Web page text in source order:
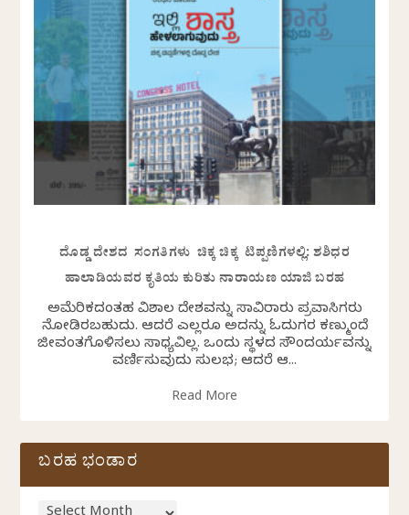
ದೊಡ್ಡ ದೇಶದ ಸಂಗತಿಗಳು ಚಿಕ್ಕ ಚಿಕ್ಕ ಟಿಪ್ಪಣಿಗಳಲ್ಲಿ: ಶಶಿಧರ
ಹಾಲಾಡಿಯವರ ಕೃತಿಯ ಕುರಿತು ನಾರಾಯಣ ಯಾಜಿ ಬರಹ
ಅಮೆರಿಕದಂತಹ ವಿಶಾಲ ದೇಶವನ್ನು ಸಾವಿರಾರು ಪ್ರವಾಸಿಗರು
ನೋಡಿರಬಹುದು. ಆದರೆ ಎಲ್ಲರೂ ಅದನ್ನು ಓದುಗರ ಕಣ್ಮುಂದೆ
ಜೀವಂತಗೊಳಿಸಲು ಸಾಧ್ಯವಿಲ್ಲ. ಒಂದು ಸ್ಥಳದ ಸೌಂದರ್ಯವನ್ನು
ವರ್ಣಿಸುವುದು ಸುಲಭ; ಆದರೆ ಆ...
Read More
ಬರಹ ಭಂಡಾರ